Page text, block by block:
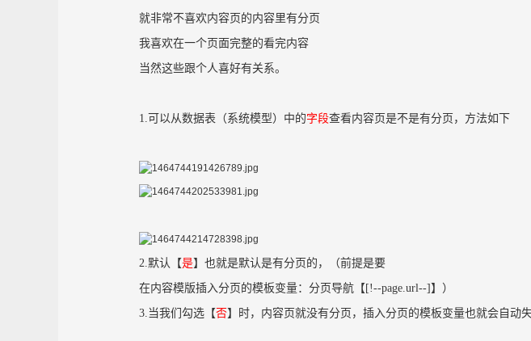
就非常不喜欢内容页的内容里有分页
我喜欢在一个页面完整的看完内容
当然这些跟个人喜好有关系。
1.可以从数据表（系统模型）中的字段查看内容页是不是有分页，方法如下
2.默认【是】也就是默认是有分页的，（前提是要
在内容模版插入分页的模板变量：分页导航【[!--page.url--]】）
3.当我们勾选【否】时，内容页就没有分页，插入分页的模板变量也就会自动